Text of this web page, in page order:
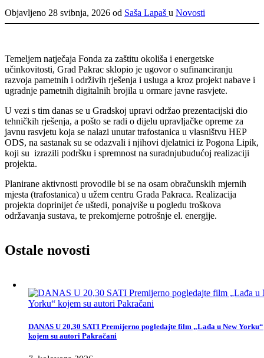
Objavljeno 28 svibnja, 2026 od Saša Lapaš u Novosti
Temeljem natječaja Fonda za zaštitu okoliša i energetske
učinkovitosti, Grad Pakrac sklopio je ugovor o sufinanciranju
razvoja pametnih i održivih rješenja i usluga a kroz projekt nabave i
ugradnje pametnih digitalnih brojila u ormare javne rasvjete.
U vezi s tim danas se u Gradskoj upravi održao prezentacijski dio
tehničkih rješenja, a pošto se radi o dijelu upravljačke opreme za
javnu rasvjetu koja se nalazi unutar trafostanica u vlasništvu HEP
ODS, na sastanak su se odazvali i njihovi djelatnici iz Pogona Lipik,
koji su izrazili podršku i spremnost na suradnjubudućoj realizaciji
projekta.
Planirane aktivnosti provodile bi se na osam obračunskih mjernih
mjesta (trafostanica) u užem centru Grada Pakraca. Realizacija
projekta doprinijet će uštedi, ponajviše u pogledu troškova
održavanja sustava, te prekomjerne potrošnje el. energije.
Ostale novosti
DANAS U 20,30 SATI Premijerno pogledajte film „Lađa u New Yorku“
kojem su autori Pakračani